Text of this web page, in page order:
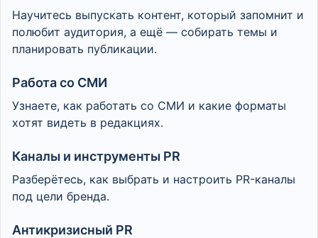
Научитесь выпускать контент, который запомнит и
полюбит аудитория, а ещё — собирать темы и
планировать публикации.
Работа со СМИ
Узнаете, как работать со СМИ и какие форматы
хотят видеть в редакциях.
Каналы и инструменты PR
Разберётесь, как выбрать и настроить PR-каналы
под цели бренда.
Антикризисный PR